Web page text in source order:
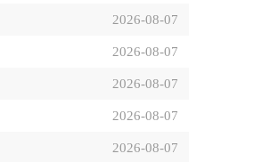
2026-08-07
2026-08-07
2026-08-07
2026-08-07
2026-08-07